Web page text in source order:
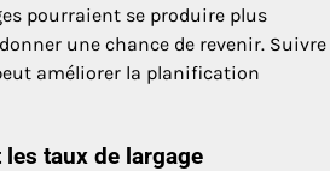
pourraient se produire plus
une chance de revenir. Suivre
améliorer la planification
taux de largage